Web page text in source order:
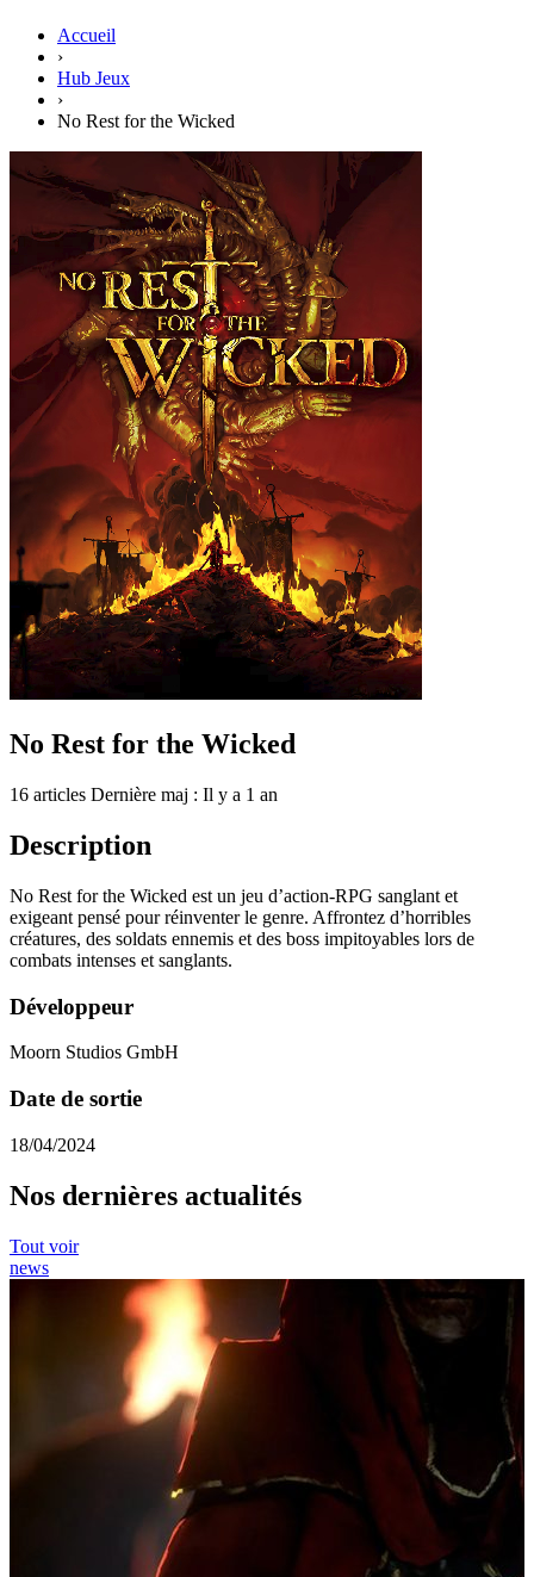
Accueil
›
Hub Jeux
›
No Rest for the Wicked
No Rest for the Wicked
16 articles Dernière maj : Il y a 1 an
Description
No Rest for the Wicked est un jeu d’action-RPG sanglant et
exigeant pensé pour réinventer le genre. Affrontez d’horribles
créatures, des soldats ennemis et des boss impitoyables lors de
combats intenses et sanglants.
Développeur
Moorn Studios GmbH
Date de sortie
18/04/2024
Nos dernières actualités
Tout voir
news